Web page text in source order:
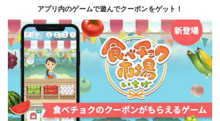
アプリ内のゲームで遊んでクーポンをゲット！